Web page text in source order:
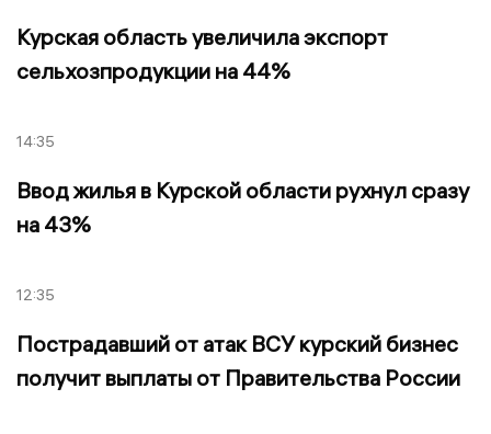
Курская область увеличила экспорт
сельхозпродукции на 44%
14:35
Ввод жилья в Курской области рухнул сразу
на 43%
12:35
Пострадавший от атак ВСУ курский бизнес
получит выплаты от Правительства России